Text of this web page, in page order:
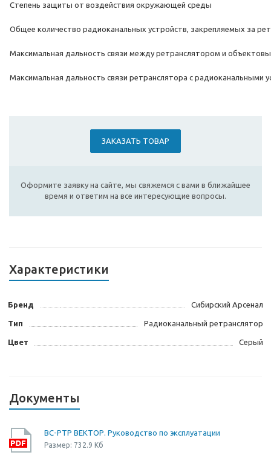
Степень защиты от воздействия окружающей среды
Общее количество радиоканальных устройств, закрепляемых за
Максимальная дальность связи между ретранслятором и
Максимальная дальность связи ретранслятора с радиоканальными
ЗАКАЗАТЬ ТОВАР
Оформите заявку на сайте, мы свяжемся с вами в ближайшее
время и ответим на все интересующие вопросы.
Характеристики
Бренд Сибирский Арсенал
Тип Радиоканальный ретранслятор
Цвет Серый
Документы
ВС-РТР ВЕКТОР. Руководство по эксплуатации
Размер: 732.9 Кб